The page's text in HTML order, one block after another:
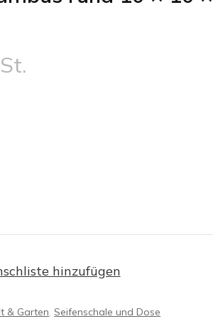
hinzufügen
& Garten, Seifenschale und Dose